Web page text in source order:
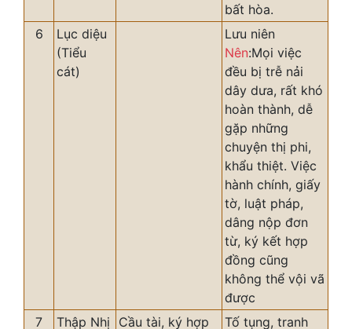
bất hòa.
6
Lục diệu
(Tiểu
cát)
Lưu niên
Nên:Mọi việc
đều bị trễ nải
dây dưa, rất khó
hoàn thành, dễ
gặp những
chuyện thị phi,
khẩu thiệt. Việc
hành chính, giấy
tờ, luật pháp,
dâng nộp đơn
từ, ký kết hợp
đồng cũng
không thể vội vã
được
7
Thập Nhị Cầu tài, ký hợp Tố tụng, tranh